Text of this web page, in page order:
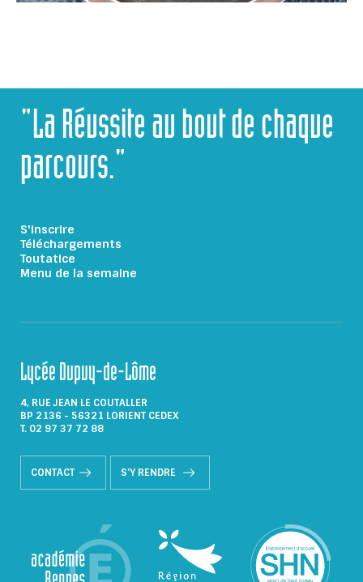
"La Réussite au bout de chaque
parcours."
S'inscrire
Téléchargements
Toutatice
Menu de la semaine
Lycée Dupuy-de-Lôme
4, RUE JEAN LE COUTALLER
BP 2136 - 56321 LORIENT CEDEX
T. 02 97 37 72 88
CONTACT S'Y RENDRE